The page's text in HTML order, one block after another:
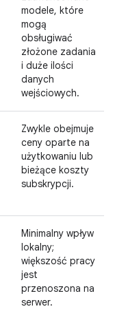
modele, które
mogą
obsługiwać
złożone zadania
i duże ilości
danych
wejściowych.
Zwykle obejmuje
ceny oparte na
użytkowaniu lub
bieżące koszty
subskrypcji.
Minimalny wpływ
lokalny;
większość pracy
jest
przenoszona na
serwer.